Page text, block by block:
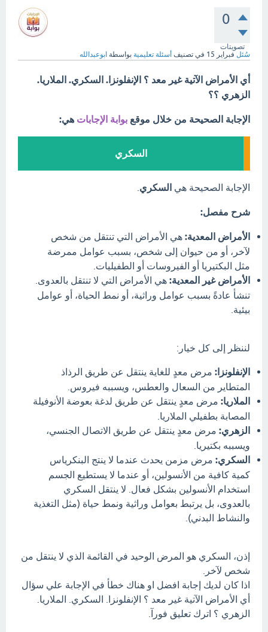
0
تصويتات
سُئل فبراير 15 في تصنيف أسئلة تعليمية بواسطة ابوعبدالله
أي الأمراض الآتية غير معد ؟ الإنفلونزا. السكري. الملاريا.
الزهري ؟؟
الإجابة الصحيحة من خلال موقع بوابة الإجابات هي:
السكري
الإجابة الصحيحة هي السكري
شرح مفصل:
الأمراض المعدية: هي الأمراض التي تنتقل من شخص
لآخر، أو من حيوان إلى شخص، بسبب عوامل ممرضة
مثل البكتيريا أو الفيروسات أو الطفيليات.
الأمراض غير المعدية: هي الأمراض التي لا تنتقل بالعدوى.
تنشأ عادةً بسبب عوامل وراثية، أو نمط الحياة، أو عوامل
بيئية.
لننظر إلى كل خيار:
الإنفلونزا: مرض معدٍ للغاية ينتقل عن طريق الرذاذ
المتطاير من السعال والعطس، ويسببه فيروس.
الملاريا: مرض معدٍ ينتقل عن طريق لدغة بعوضة الأنوفيلة
المصابة بطفيلي الملاريا.
الزهري: مرض معدٍ ينتقل عن طريق الاتصال الجنسي،
ويسببه بكتيريا.
السكري: مرض مزمن يحدث عندما لا ينتج البنكرياس
كمية كافية من الأنسولين، أو عندما لا يستطيع الجسم
استخدام الأنسولين بشكل فعال. لا ينتقل السكري
بالعدوى، بل يرتبط بعوامل وراثية ونمط حياة (مثل التغذية
والنشاط البدني).
إذن، السكري هو المرض الوحيد في القائمة الذي لا ينتقل من
شخص لآخر.
اذا كان لديك إجابة افضل او هناك خطأ في الإجابة علي سؤال
أي الأمراض الآتية غير معد ؟ الإنفلونزا. السكري. الملاريا.
الزهري ؟ اترك تعليق فورآ.